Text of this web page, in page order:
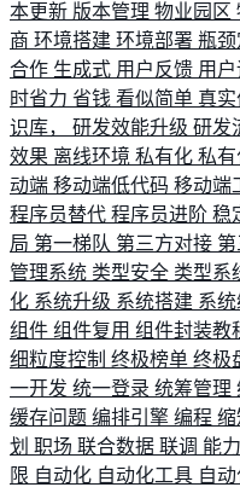
本更新 版本管理 物业园区
商 环境搭建 环境部署 瓶颈
合作 生成式 用户反馈 用
时省力 省钱 看似简单 真
识库， 研发效能升级 研发
效果 离线环境 私有化 私有
动端 移动端低代码 移动端
程序员替代 程序员进阶 稳
局 第一梯队 第三方对接
管理系统 类型安全 类型系
化 系统升级 系统搭建 系
组件 组件复用 组件封装教
细粒度控制 终极榜单 终极
一开发 统一登录 统筹管理
缓存问题 编排引擎 编程 缩
划 职场 联合数据 联调 能
限 自动化 自动化工具 自